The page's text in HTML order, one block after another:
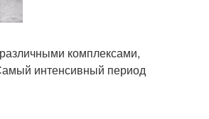
комплексами,
интенсивный период